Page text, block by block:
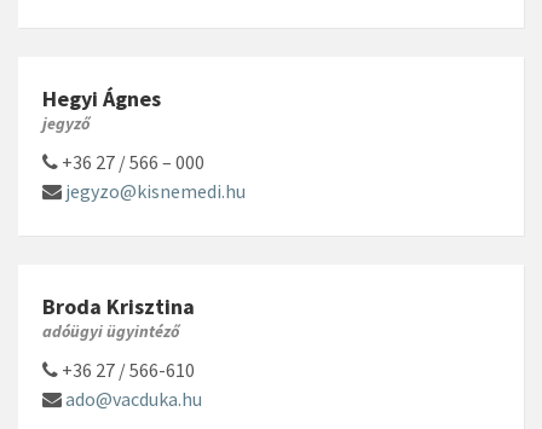
Hegyi Ágnes
jegyző
+36 27 / 566 – 000
jegyzo@kisnemedi.hu
Broda Krisztina
adóügyi ügyintéző
+36 27 / 566-610
ado@vacduka.hu